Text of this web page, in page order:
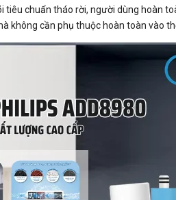
tiêu chuẩn tháo rời, người dùng hoàn
không cần phụ thuộc hoàn toàn vào